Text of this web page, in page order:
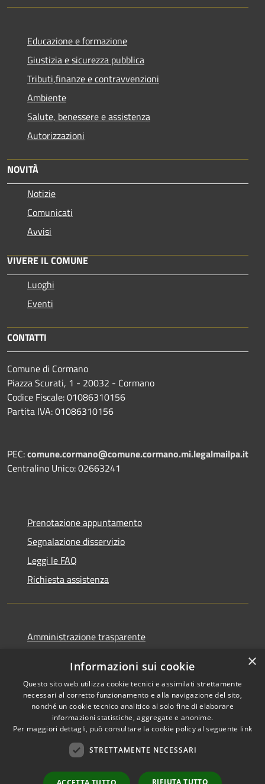
Educazione e formazione
Giustizia e sicurezza pubblica
Tributi,finanze e contravvenzioni
Ambiente
Salute, benessere e assistenza
Autorizzazioni
NOVITÀ
Notizie
Comunicati
Avvisi
VIVERE IL COMUNE
Luoghi
Eventi
CONTATTI
Comune di Cormano
Piazza Scurati, 1 - 20032 - Cormano
Codice Fiscale: 01086310156
Partita IVA: 01086310156
PEC:comune.cormano@comune.cormano.mi.legalmailpa.it
Centralino Unico: 02663241
Prenotazione appuntamento
Segnalazione disservizio
Leggi le FAQ
Richiesta assistenza
Amministrazione trasparente
Dichiarazione di accessibilità
Copyright © 2026 • Comune di
×
Informazioni sui cookie
Questo sito web utilizza cookie tecnici e assimilati strettamente
necessari al corretto funzionamento e alla navigazione del sito,
nonché un cookie tecnico analitico al solo fine di elaborare
informazioni statistiche, aggregate e anonime.
Per maggiori dettagli, può consultare la cookie policy al seguente link
STRETTAMENTE NECESSARI
RIFIUTA TUTTO